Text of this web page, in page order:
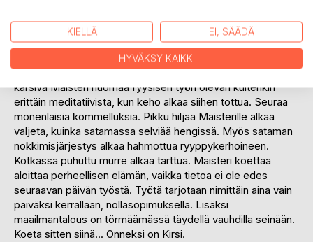
hommaa!" on usein toistuva lause. Työ on niin rankkaa, että
aamulla sormet ovat kohmettuneet koukkuun ja ne pitää
hieroa takaisin liikkuviksi. Iho menee mustaksi pölystä, joka
ei irtoa suihkussa edes saippualla. Liiasta itsetietoisuudesta
kärsivä Maisteri huomaa fyysisen työn olevan kuitenkin
erittäin meditatiivista, kun keho alkaa siihen tottua. Seuraa
monenlaisia kommelluksia. Pikku hiljaa Maisterille alkaa
valjeta, kuinka satamassa selviää hengissä. Myös sataman
nokkimisjärjestys alkaa hahmottua ryyppykerhoineen.
Kotkassa puhuttu murre alkaa tarttua. Maisteri koettaa
aloittaa perheellisen elämän, vaikka tietoa ei ole edes
seuraavan päivän työstä. Työtä tarjotaan nimittäin aina vain
päiväksi kerrallaan, nollasopimuksella. Lisäksi
maailmantalous on törmäämässä täydellä vauhdilla seinään.
Koeta sitten siinä... Onneksi on Kirsi.
KIELLÄ EI, SÄÄDÄ
HYVÄKSY KAIKKI